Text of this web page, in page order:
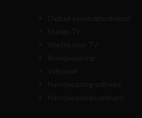
Digitaal aanwezigheidsbord
Etalage TV
Wachtkamer TV
Bewegwijzering
Videowall
Narrowcasting software
Narrowcasting hardware